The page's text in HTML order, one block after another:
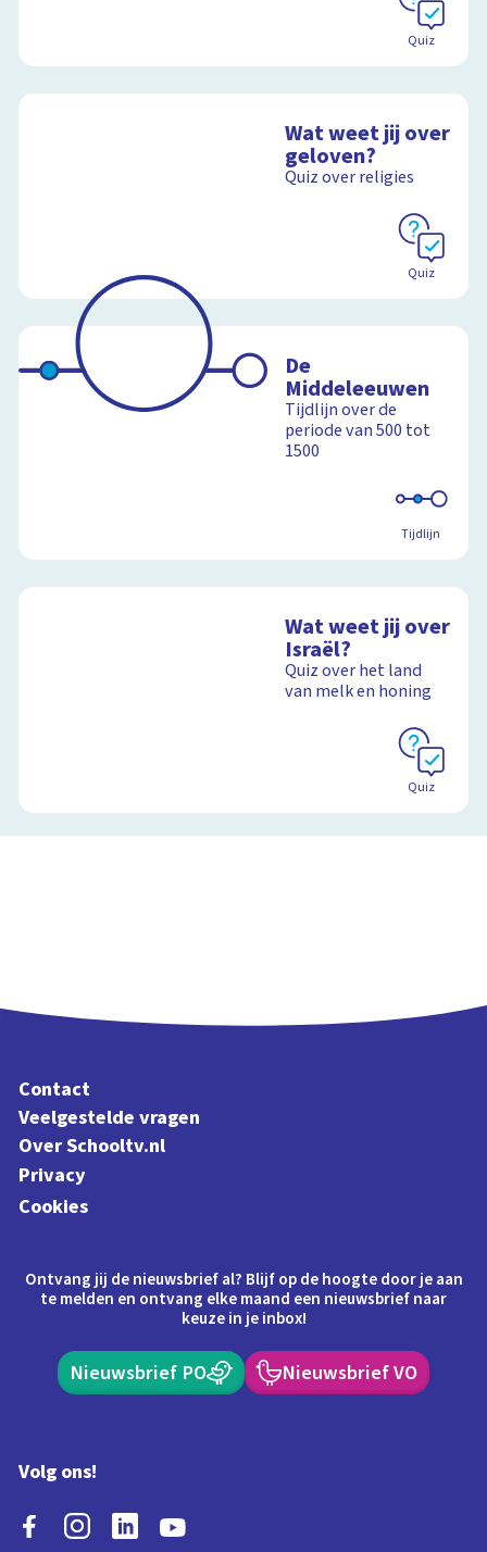
Quiz
Wat weet jij over
geloven?
Quiz over religies
Quiz
De
Middeleeuwen
Tijdlijn over de
periode van 500 tot
1500
Tijdlijn
Wat weet jij over
Israël?
Quiz over het land
van melk en honing
Quiz
Contact
Veelgestelde vragen
Over Schooltv.nl
Privacy
Cookies
Ontvang jij de nieuwsbrief al? Blijf op de hoogte door je aan
te melden en ontvang elke maand een nieuwsbrief naar
keuze in je inbox!
Nieuwsbrief PO Nieuwsbrief VO
Volg ons!